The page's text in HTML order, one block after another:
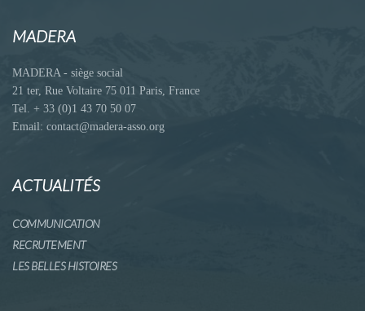
MADERA
MADERA - siège social
21 ter, Rue Voltaire 75 011 Paris, France
Tel. + 33 (0)1 43 70 50 07
Email: contact@madera-asso.org
ACTUALITÉS
COMMUNICATION
RECRUTEMENT
LES BELLES HISTOIRES